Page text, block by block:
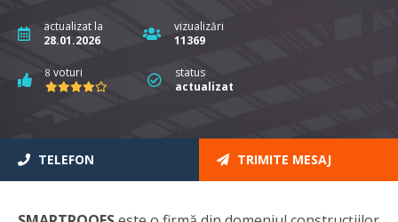
actualizat la
28.01.2026
vizualizări
11369
8 voturi
status
actualizat
TELEFON TRIMITE MESAJ